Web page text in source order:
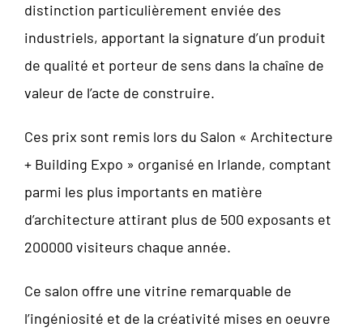
distinction particulièrement enviée des
industriels, apportant la signature d’un produit
de qualité et porteur de sens dans la chaîne de
valeur de l’acte de construire.
Ces prix sont remis lors du Salon « Architecture
+ Building Expo » organisé en Irlande, comptant
parmi les plus importants en matière
d’architecture attirant plus de 500 exposants et
200000 visiteurs chaque année.
Ce salon offre une vitrine remarquable de
l’ingéniosité et de la créativité mises en oeuvre